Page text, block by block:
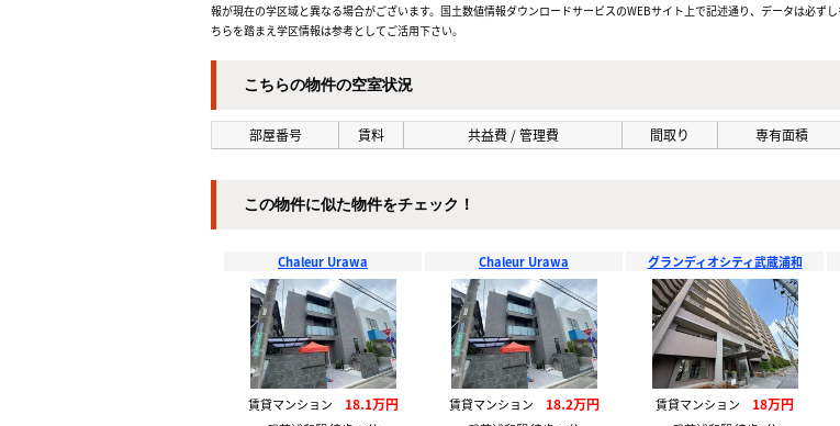
報が現在の学区域と異なる場合がございます。国土数値情報ダウンロードサービスのWEBサイト上で記述通り、データは必ず
ちらを踏まえ学区情報は参考としてご活用下さい。
こちらの物件の空室状況
部屋番号 賃料 共益費 / 管理費 間取り 専有面積
この物件に似た物件をチェック！
Chaleur Urawa
賃貸マンション 18.1万円
Chaleur Urawa
賃貸マンション 18.2万円
グランディオシティ武蔵浦和
賃貸マンション 18万円